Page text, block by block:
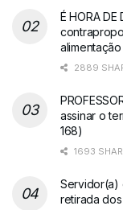
É HORA DE
alimentação
2889
assinar o
168)
1693
Servidor(a)
retirada